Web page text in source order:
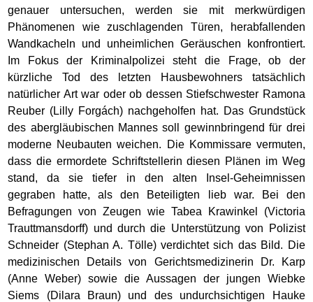
genauer untersuchen, werden sie mit merkwürdigen
Phänomenen wie zuschlagenden Türen, herabfallenden
Wandkacheln und unheimlichen Geräuschen konfrontiert.
Im Fokus der Kriminalpolizei steht die Frage, ob der
kürzliche Tod des letzten Hausbewohners tatsächlich
natürlicher Art war oder ob dessen Stiefschwester Ramona
Reuber (Lilly Forgách) nachgeholfen hat. Das Grundstück
des abergläubischen Mannes soll gewinnbringend für drei
moderne Neubauten weichen. Die Kommissare vermuten,
dass die ermordete Schriftstellerin diesen Plänen im Weg
stand, da sie tiefer in den alten Insel-Geheimnissen
gegraben hatte, als den Beteiligten lieb war. Bei den
Befragungen von Zeugen wie Tabea Krawinkel (Victoria
Trauttmansdorff) und durch die Unterstützung von Polizist
Schneider (Stephan A. Tölle) verdichtet sich das Bild. Die
medizinischen Details von Gerichtsmedizinerin Dr. Karp
(Anne Weber) sowie die Aussagen der jungen Wiebke
Siems (Dilara Braun) und des undurchsichtigen Hauke